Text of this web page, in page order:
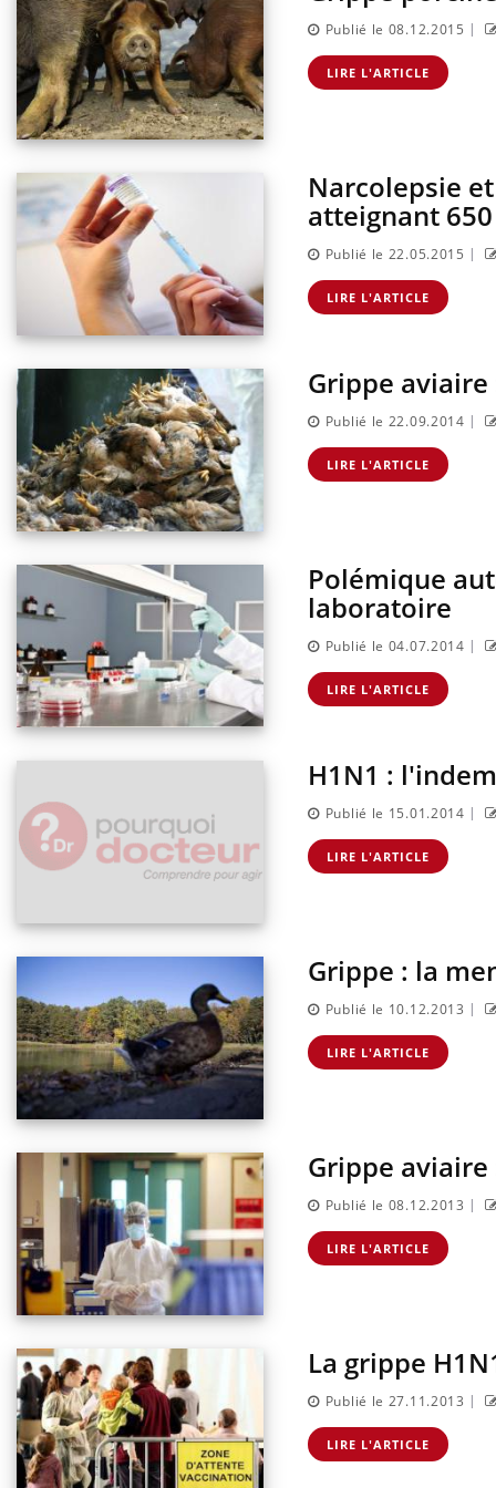
Publié le 08.12.2015 |
LIRE L'ARTICLE
Narcolepsie
atteignant
Publié le 22.05.2015 |
LIRE L'ARTICLE
Grippe
Publié le 22.09.2014 |
LIRE L'ARTICLE
Polémique
laboratoire
Publié le 04.07.2014 |
LIRE L'ARTICLE
H1N1 :
Publié le 15.01.2014 |
LIRE L'ARTICLE
Grippe : la
Publié le 10.12.2013 |
LIRE L'ARTICLE
Grippe aviaire
Publié le 08.12.2013 |
LIRE L'ARTICLE
La grippe
Publié le 27.11.2013 |
LIRE L'ARTICLE